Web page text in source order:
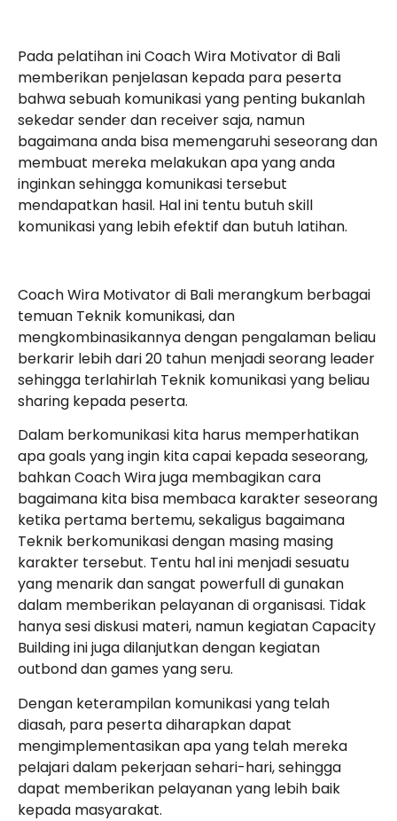
Pada pelatihan ini Coach Wira Motivator di Bali
memberikan penjelasan kepada para peserta
bahwa sebuah komunikasi yang penting bukanlah
sekedar sender dan receiver saja, namun
bagaimana anda bisa memengaruhi seseorang dan
membuat mereka melakukan apa yang anda
inginkan sehingga komunikasi tersebut
mendapatkan hasil. Hal ini tentu butuh skill
komunikasi yang lebih efektif dan butuh latihan.
Coach Wira Motivator di Bali merangkum berbagai
temuan Teknik komunikasi, dan
mengkombinasikannya dengan pengalaman beliau
berkarir lebih dari 20 tahun menjadi seorang leader
sehingga terlahirlah Teknik komunikasi yang beliau
sharing kepada peserta.
Dalam berkomunikasi kita harus memperhatikan
apa goals yang ingin kita capai kepada seseorang,
bahkan Coach Wira juga membagikan cara
bagaimana kita bisa membaca karakter seseorang
ketika pertama bertemu, sekaligus bagaimana
Teknik berkomunikasi dengan masing masing
karakter tersebut. Tentu hal ini menjadi sesuatu
yang menarik dan sangat powerfull di gunakan
dalam memberikan pelayanan di organisasi. Tidak
hanya sesi diskusi materi, namun kegiatan Capacity
Building ini juga dilanjutkan dengan kegiatan
outbond dan games yang seru.
Dengan keterampilan komunikasi yang telah
diasah, para peserta diharapkan dapat
mengimplementasikan apa yang telah mereka
pelajari dalam pekerjaan sehari-hari, sehingga
dapat memberikan pelayanan yang lebih baik
kepada masyarakat.